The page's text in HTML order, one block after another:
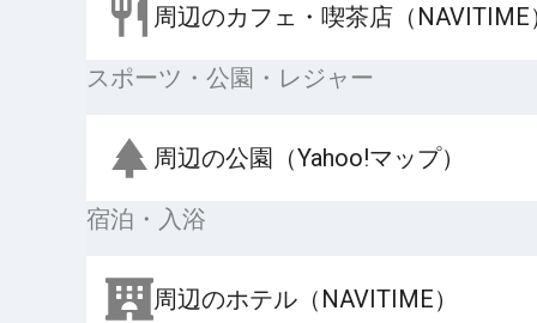
周辺のカフェ・喫茶店（NAVITIME
スポーツ・公園・レジャー
周辺の公園（Yahoo!マップ）
宿泊・入浴
周辺のホテル（NAVITIME）